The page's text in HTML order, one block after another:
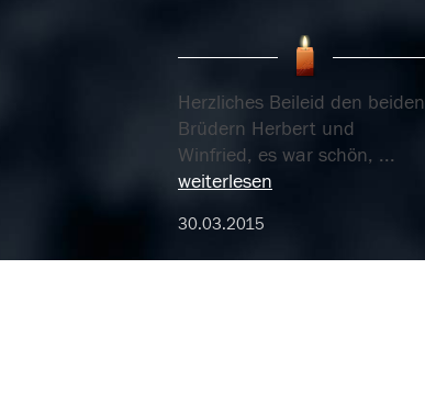
Herzliches Beileid den beiden
Brüdern Herbert und
Winfried, es war schön, ...
weiterlesen
30.03.2015